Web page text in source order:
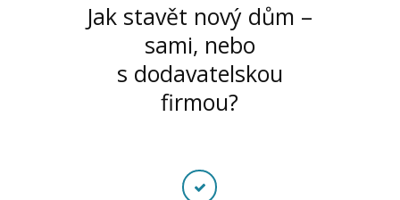
Jak stavět nový dům –
sami, nebo
s dodavatelskou
firmou?